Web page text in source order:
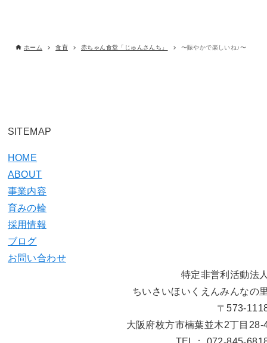
ホーム 食育 赤ちゃん食堂「じゅんさんち」 〜賑やかで楽しいね♪〜
SITEMAP
HOME
ABOUT
事業内容
育みの輪
採用情報
ブログ
お問い合わせ
特定非営利活動法
ちいさいほいくえんみんなの
〒573-
大阪府枚方市楠葉並木2丁目28-